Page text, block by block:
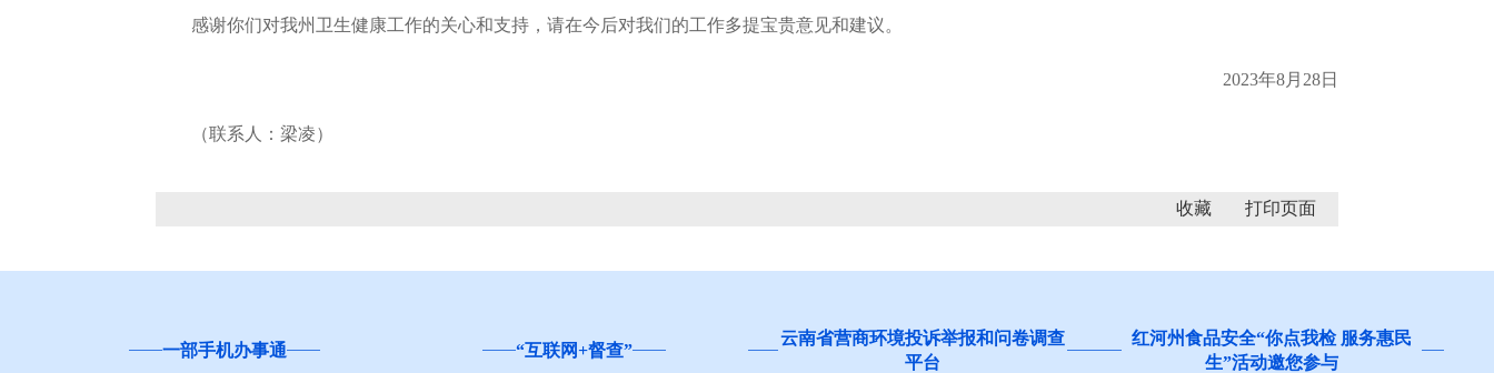
感谢你们对我州卫生健康工作的关心和支持，请在今后对我们的工作多提宝贵意见和建议。
2023年8月28日
（联系人：梁凌）
收藏
一部手机办事通 “互联网+督查”
云南省营商环境投诉举报和问卷调查
平台
红河州食品安全“你点我检 服务惠民
生”活动邀您参与